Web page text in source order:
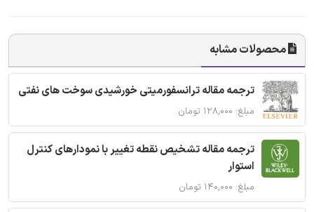
محصولات مشابه
ترجمه مقاله ترانسفورمیتی خورشیدی سوخت های نفتی
مبلغ: ۱۲۸,۰۰۰ تومان
ترجمه مقاله تشخیص نقطه تغییر با نمودارهای کنترل
استوار
مبلغ: ۱۴۰,۰۰۰ تومان